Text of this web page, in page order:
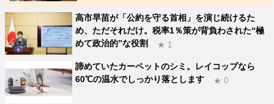
高市早苗が「公約を守る首相」を演じ続けるた
め、ただそれだけ。税率1％策が背負わされた“極
めて政治的”な役割
★ 1
諦めていたカーペットのシミ。レイコップなら
60℃の温水でしっかり落とします
★ 0